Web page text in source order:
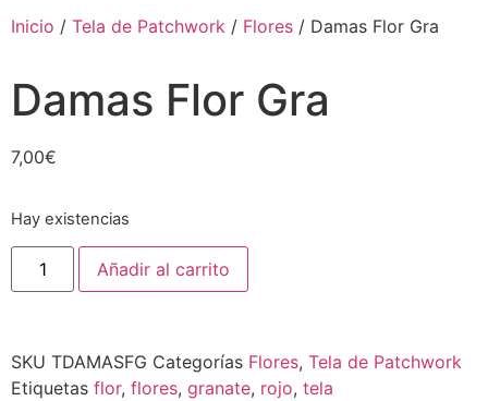
Inicio / Tela de Patchwork / Flores / Damas Flor Gra
Damas Flor Gra
7,00€
Hay existencias
Añadir al carrito
SKU TDAMASFG Categorías Flores, Tela de Patchwork
Etiquetas flor, flores, granate, rojo, tela